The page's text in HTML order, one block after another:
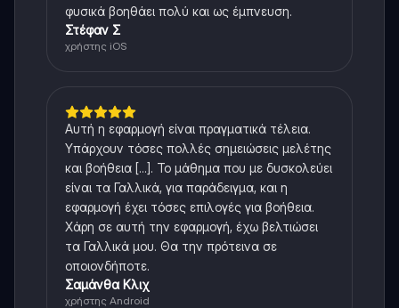
φυσικά βοηθάει πολύ και ως έμπνευση.
Στέφαν Σ
χρήστης iOS
Αυτή η εφαρμογή είναι πραγματικά τέλεια.
Υπάρχουν τόσες πολλές σημειώσεις μελέτης
και βοήθεια [...]. Το μάθημα που με δυσκολεύει
είναι τα Γαλλικά, για παράδειγμα, και η
εφαρμογή έχει τόσες επιλογές για βοήθεια.
Χάρη σε αυτή την εφαρμογή, έχω βελτιώσει
τα Γαλλικά μου. Θα την πρότεινα σε
οποιονδήποτε.
Σαμάνθα Κλιχ
χρήστης Android